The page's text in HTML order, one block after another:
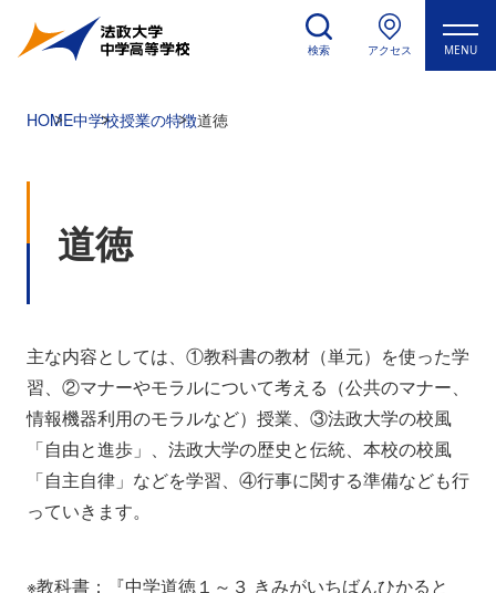
検索 アクセス MENU
HOME中学校授業の特徴道徳
道徳
主な内容としては、①教科書の教材（単元）を使った学
習、②マナーやモラルについて考える（公共のマナー、
情報機器利用のモラルなど）授業、③法政大学の校風
「自由と進歩」、法政大学の歴史と伝統、本校の校風
「自主自律」などを学習、④行事に関する準備なども行
っていきます。
※教科書：『中学道徳１～３ きみがいちばんひかると